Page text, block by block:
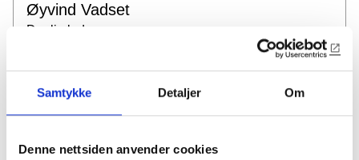
Samtykke Detaljer Om
Denne nettsiden anvender cookies
Øyvind Vadset
Daglig leder